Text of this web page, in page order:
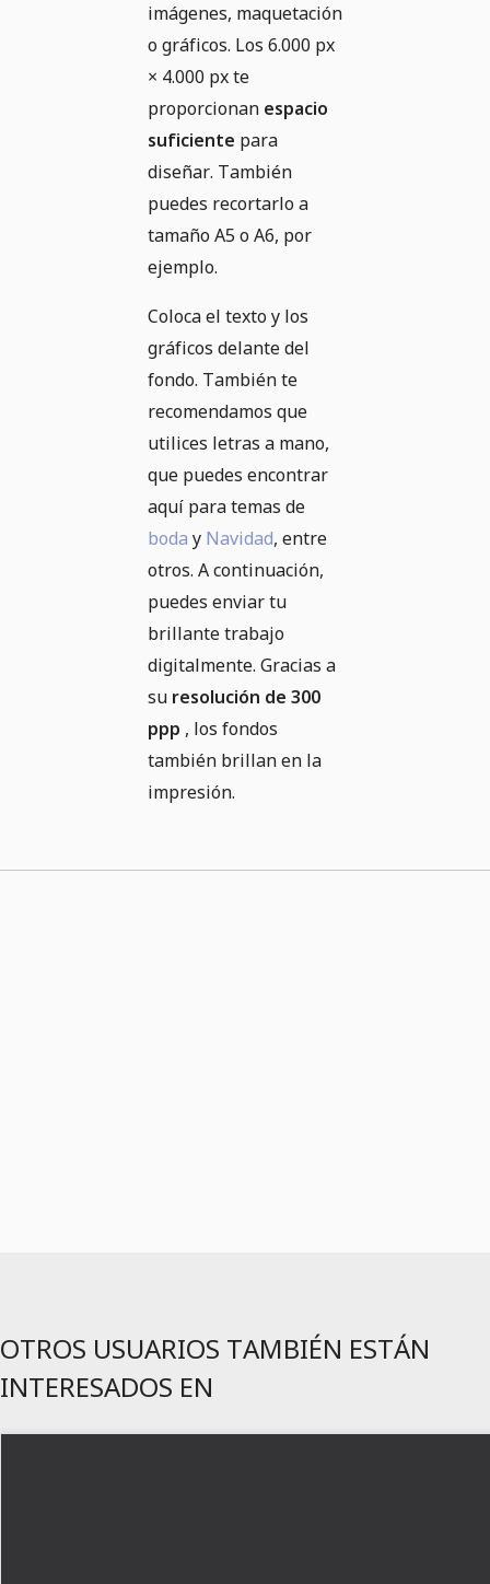
imágenes, maquetación
o gráficos. Los 6.000 px
× 4.000 px te
proporcionan espacio
suficiente para
diseñar. También
puedes recortarlo a
tamaño A5 o A6, por
ejemplo.
Coloca el texto y los
gráficos delante del
fondo. También te
recomendamos que
utilices letras a mano,
que puedes encontrar
aquí para temas de
boda y Navidad, entre
otros. A continuación,
puedes enviar tu
brillante trabajo
digitalmente. Gracias a
su resolución de 300
ppp , los fondos
también brillan en la
impresión.
OTROS USUARIOS TAMBIÉN ESTÁN
INTERESADOS EN